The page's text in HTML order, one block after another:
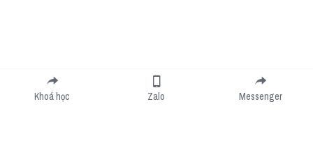
Submit
Khoá học Zalo Messenger